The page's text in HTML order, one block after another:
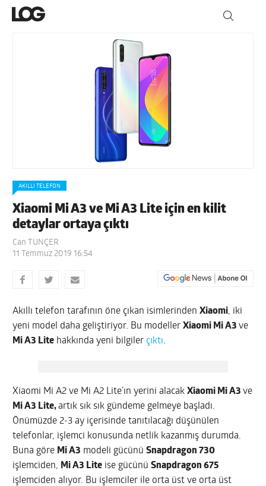
AKILLI TELEFON
Xiaomi Mi A3 ve Mi A3 Lite için en kilit
detaylar ortaya çıktı
Can TUNÇER
11 Temmuz 2019 16:54
Akıllı telefon tarafının öne çıkan isimlerindenXiaomi, iki
yeni model daha geliştiriyor. Bu modellerXiaomi Mi A3ve
Mi A3 Lite hakkında yeni bilgiler çıktı.
Xiaomi Mi A2 ve Mi A2 Lite’ın yerini alacakXiaomi Mi A3ve
Mi A3 Lite,artık sık sık gündeme gelmeye başladı.
Önümüzde 2-3 ay içerisinde tanıtılacağı düşünülen
telefonlar, işlemci konusunda netlik kazanmış durumda.
Buna göre Mi A3 modeli gücünüSnapdragon 730
işlemciden, Mi A3 Lite ise gücünüSnapdragon 675
işlemciden alıyor. Bu işlemciler ile orta üst ve orta üst